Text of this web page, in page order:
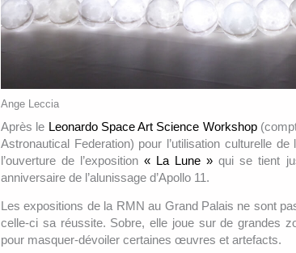
Ange Leccia
Après le Leonardo Space Art Science Workshop
Astronautical Federation) pour l’utilisation culturelle de
l’ouverture de l’exposition« La Lune » qui se tient
anniversaire de l’alunissage d’Apollo 11.
Les expositions de la RMN au Grand Palais ne sont
celle-ci sa réussite. Sobre, elle joue sur de grandes
pour masquer-dévoiler certaines œuvres et artefacts.